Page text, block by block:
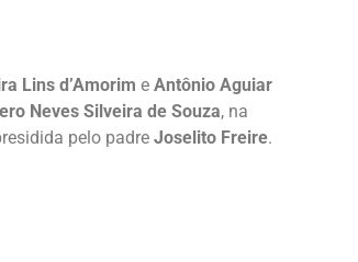
Lins d’Amorim e Antônio Aguiar
Neves Silveira de Souza, na
pelo padre Joselito Freire.